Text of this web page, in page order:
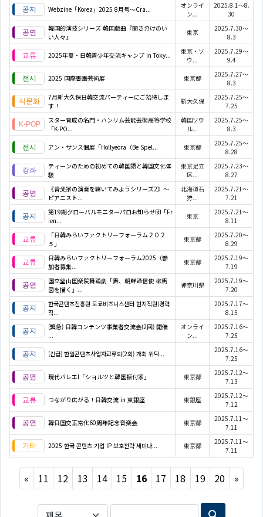
Webzine「Korea」2025 8月号～Cra...
オンライ
ン...
2025.8.1～8.
30
韓国的演技シリーズ 韓国戯曲『聞き分けのい
い人々』
東京
2025.7.30～
8.3
2025年夏・日韓青少年交流キャンプ in Toky...
東京・ソ
ウ...
2025.7.29～
9.4
2025 国際書画芸術展 東京都
2025.7.27～
8.3
7月新大久保日韓交流パーティーにご招待しま
す！
新大久保
2025.7.25～
7.25
スター育成の名門・ハンリム芸能芸術高等学校
「K‑PO...
韓国ソウ
ル...
2025.7.25～
8.3
アン・サンス個展「Hollyeora（Be Spel... 東京都
2025.7.25～
8.28
ティーンのための初めての韓国語と韓国文化体
験
東京足立
区...
2025.7.23～
8.27
《音楽家の演奏を聴いてみようシリーズ2》〜
ピアニスト...
北海道石
狩...
2025.7.21～
7.21
第19期グローバルモニターパロお知らせ団「Fr
ien...
東京
2025.7.21～
8.11
「日韓みらいファクトリーフォーラム２０２
５」
東京都
2025.7.20～
8.29
日韓みらいファクトリーフォーラム2025（参
加者募集...
東京都
2025.7.19～
7.19
国立釜山国楽院舞踊劇「舞、朝鮮通信使 柳馬
図を描く」...
神奈川県
2025.7.19～
7.20
한국콘텐츠진흥원 도쿄비즈니스센터 현지직원(경력
직...
2025.7.17～
8.15
(緊急) 日韓コンテンツ事業者交流会(2回) 開催
...
オンライ
ン...
2025.7.16～
7.25
[긴급] 한일콘텐츠사업자교류회(2회) 개최 위탁...
2025.7.16～
7.25
現代バレエI「ショルツと韓国振付家」 東京都
2025.7.12～
7.13
つながり広がる！日韓交流 in 東銀座 東銀座
2025.7.12～
7.12
韓日国交正常化60周年記念音楽会 東京都
2025.7.11～
7.11
2025 한국 콘텐츠 기업 IP 보호전략 세미나... 東京都
2025.7.11～
7.11
« Previous
11 12 13 14 15 16 17 18 19 20 »Next